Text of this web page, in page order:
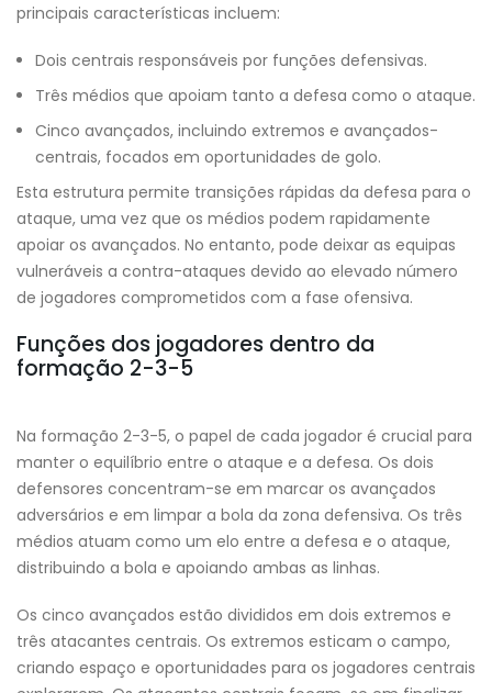
principais características incluem:
Dois centrais responsáveis por funções defensivas.
Três médios que apoiam tanto a defesa como o ataque.
Cinco avançados, incluindo extremos e avançados-
centrais, focados em oportunidades de golo.
Esta estrutura permite transições rápidas da defesa para o
ataque, uma vez que os médios podem rapidamente
apoiar os avançados. No entanto, pode deixar as equipas
vulneráveis a contra-ataques devido ao elevado número
de jogadores comprometidos com a fase ofensiva.
Funções dos jogadores dentro da
formação 2-3-5
Na formação 2-3-5, o papel de cada jogador é crucial para
manter o equilíbrio entre o ataque e a defesa. Os dois
defensores concentram-se em marcar os avançados
adversários e em limpar a bola da zona defensiva. Os três
médios atuam como um elo entre a defesa e o ataque,
distribuindo a bola e apoiando ambas as linhas.
Os cinco avançados estão divididos em dois extremos e
três atacantes centrais. Os extremos esticam o campo,
criando espaço e oportunidades para os jogadores centrais